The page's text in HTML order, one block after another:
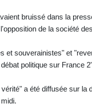
bruissé dans la
de la société
et souverainistes" et
politique sur France
a été diffusée sur la